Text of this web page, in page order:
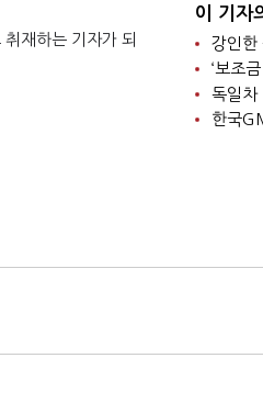
재하는 기자가 되
이 기자
강인한
‘보조
독일차
한국